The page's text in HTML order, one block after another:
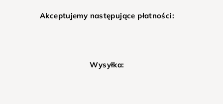
Akceptujemy następujące płatności:
Wysyłka: